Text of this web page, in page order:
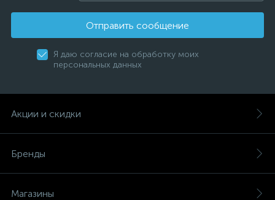
Отправить сообщение
Я даю согласие на обработку моих
персональных данных
Акции и скидки
Бренды
Магазины